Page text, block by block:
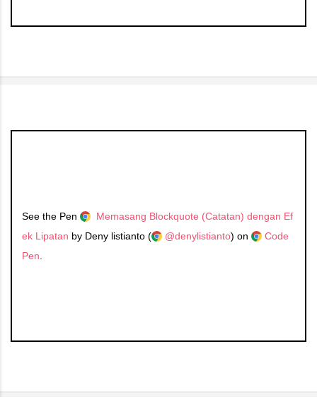
See the Pen
Memasang Blockquote (Catatan) dengan Ef
ek Lipatan by Deny listianto ( @denylistianto) on
Code
Pen